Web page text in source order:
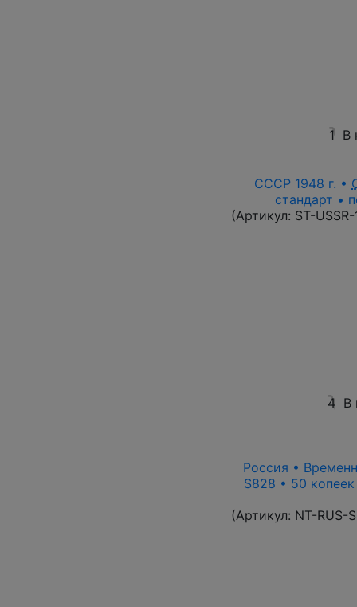
1 В
СССР 1948 г. •
стандарт •
(Артикул: ST-
4 В
Россия •
S828 • 50
(Артикул: NT-RUS-